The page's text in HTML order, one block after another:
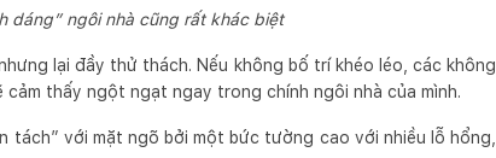
dáng” ngôi nhà cũng rất khác biệt
lại đầy thử thách. Nếu không bố trí khéo léo, các không
thấy ngột ngạt ngay trong chính ngôi nhà của mình.
tách” với mặt ngõ bởi một bức tường cao với nhiều lỗ hổng,